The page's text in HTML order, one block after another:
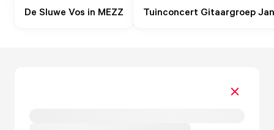
De Sluwe Vos in MEZZ Tuinconcert Gitaargroep